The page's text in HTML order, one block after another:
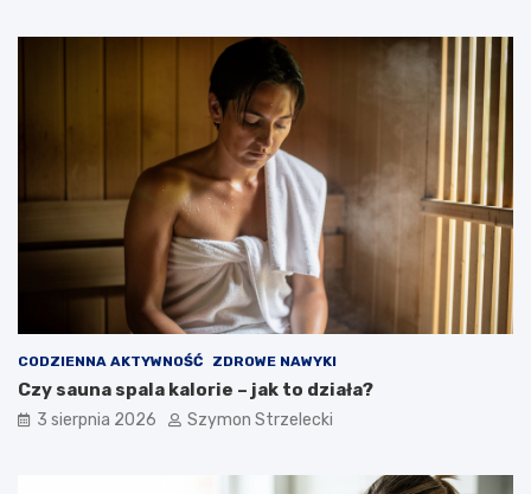
CODZIENNA AKTYWNOŚĆ ZDROWE NAWYKI
Czy sauna spala kalorie – jak to działa?
3 sierpnia 2026 Szymon Strzelecki